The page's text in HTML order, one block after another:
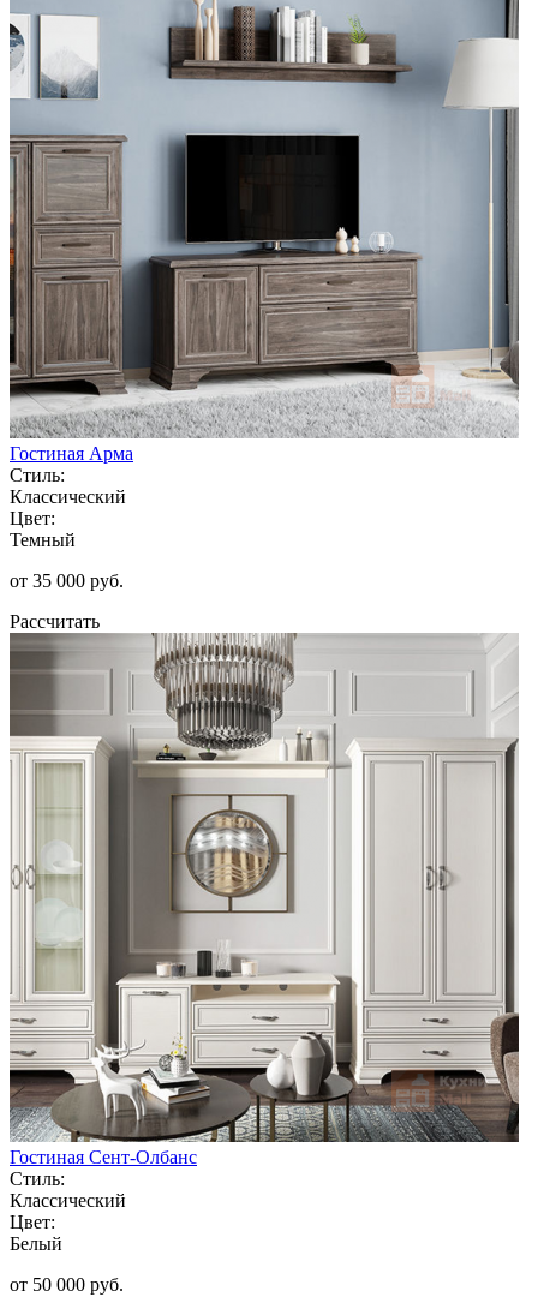
Гостиная Арма
Стиль:
Классический
Цвет:
Темный
от 35 000 руб.
Рассчитать
Гостиная Сент-Олбанс
Стиль:
Классический
Цвет:
Белый
от 50 000 руб.